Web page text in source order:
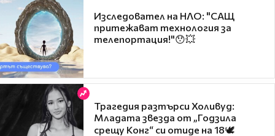
Изследовател на НЛО: "САЩ
притежават технология за
телепортация!"😯💥
Трагедия разтърси Холивуд:
Младата звезда от „Годзила
срещу Конг“ си отиде на 18🕊️